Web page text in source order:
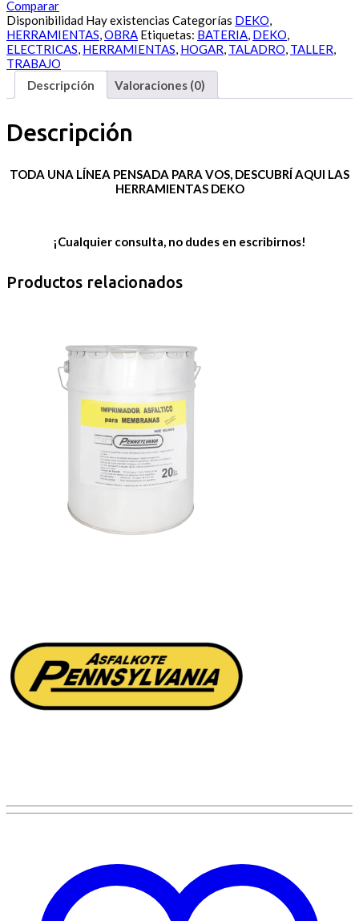
Comparar
Disponibilidad Hay existencias Categorías DEKO,
HERRAMIENTAS,OBRA Etiquetas: BATERIA, DEKO,
ELECTRICAS, HERRAMIENTAS, HOGAR, TALADRO, TALLER,
TRABAJO
Descripción
Valoraciones (0)
Descripción
TODA UNA LÍNEA PENSADA PARA VOS, DESCUBRÍ AQUI LAS
HERRAMIENTAS DEKO
¡Cualquier consulta, no dudes en escribirnos!
Productos relacionados